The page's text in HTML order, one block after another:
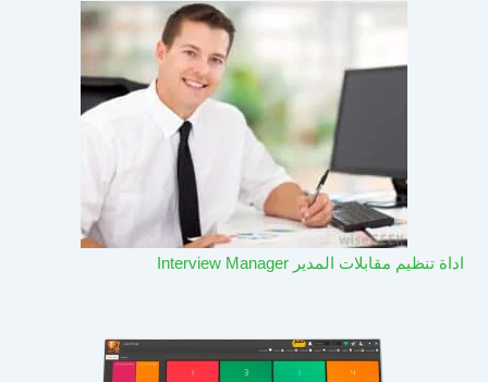
اداة تنظيم مقابلات المدير Interview Manager